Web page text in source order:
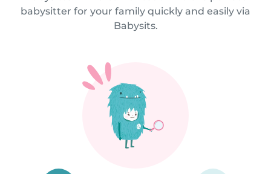
babysitter for your family quickly and easily via
Babysits.